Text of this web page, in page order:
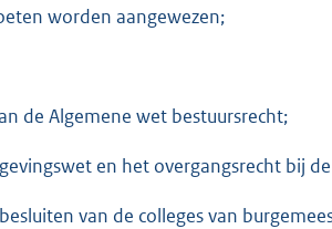
worden aangewezen;
de Algemene wet bestuursrecht;
en het overgangsrecht bij
van de colleges van